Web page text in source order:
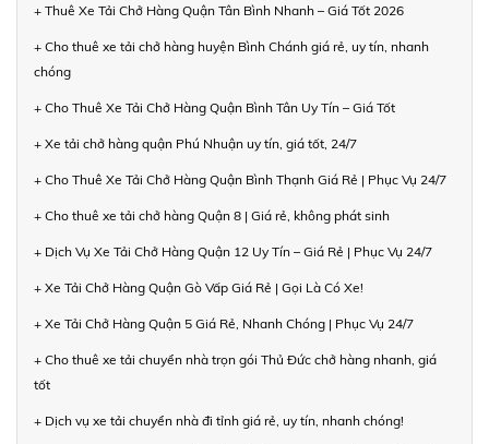
+ Thuê Xe Tải Chở Hàng Quận Tân Bình Nhanh – Giá Tốt 2026
+ Cho thuê xe tải chở hàng huyện Bình Chánh giá rẻ, uy tín, nhanh
chóng
+ Cho Thuê Xe Tải Chở Hàng Quận Bình Tân Uy Tín – Giá Tốt
+ Xe tải chở hàng quận Phú Nhuận uy tín, giá tốt, 24/7
+ Cho Thuê Xe Tải Chở Hàng Quận Bình Thạnh Giá Rẻ | Phục Vụ 24/7
+ Cho thuê xe tải chở hàng Quận 8 | Giá rẻ, không phát sinh
+ Dịch Vụ Xe Tải Chở Hàng Quận 12 Uy Tín – Giá Rẻ | Phục Vụ 24/7
+ Xe Tải Chở Hàng Quận Gò Vấp Giá Rẻ | Gọi Là Có Xe!
+ Xe Tải Chở Hàng Quận 5 Giá Rẻ, Nhanh Chóng | Phục Vụ 24/7
+ Cho thuê xe tải chuyển nhà trọn gói Thủ Đức chở hàng nhanh, giá
tốt
+ Dịch vụ xe tải chuyển nhà đi tỉnh giá rẻ, uy tín, nhanh chóng!